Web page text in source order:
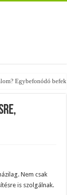
Egybefonódó
Nem csak
is szolgálnak.